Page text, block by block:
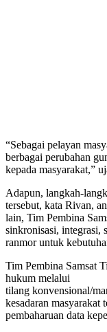
“Sebagai pelayan
berbagai perubahan
kepada masyarakat,”
Adapun, langkah-
tersebut, kata Rivan,
lain, Tim Pembina
sinkronisasi, integrasi,
ranmor untuk
Tim Pembina Samsat
hukum melalui
tilang konvensional/
kesadaran masyarakat
pembaharuan data